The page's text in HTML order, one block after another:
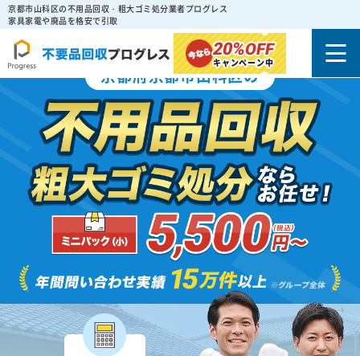
京都市山科区の不用品回収・粗大ゴミ処分業者プログレス
家具家電や廃品を格安で引取
20%OFF
キャンペーン中
京都府京都市山科区の